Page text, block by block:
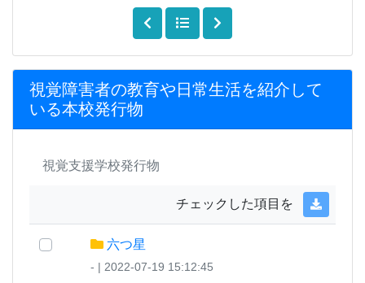
視覚障害者の教育や日常生活を紹介して
いる本校発行物
視覚支援学校発行物
チェックした項目を
六つ星
- | 2022-07-19 15:12:45